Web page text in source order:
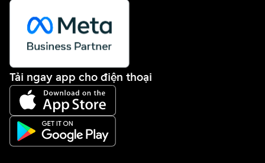
Tải ngay app cho điện thoại